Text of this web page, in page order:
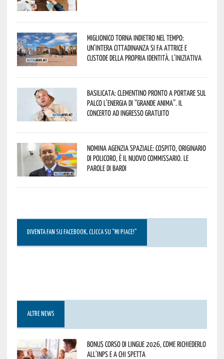
Miglionico torna indietro nel tempo:
un’intera cittadinanza si fa attrice e
custode della propria identità. L’iniziativa
Basilicata: Clementino pronto a portare sul
palco l’energia di “Grande Anima”. Il
concerto ad ingresso gratuito
Nomina Agenzia Spaziale: Cospito, originario
di Policoro, è il nuovo commissario. Le
parole di Bardi
DIVENTA FAN SU FACEBOOK, CLICCA SU “MI PIACE!”
ALTRE NEWS
Bonus corso di lingue 2026, come richiederlo
all’INPS e a chi spetta